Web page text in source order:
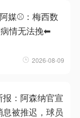
媒⚾：梅西数
病情无法挽⬅
2026-08-09
报：阿森纳官宣
被推迟，球员